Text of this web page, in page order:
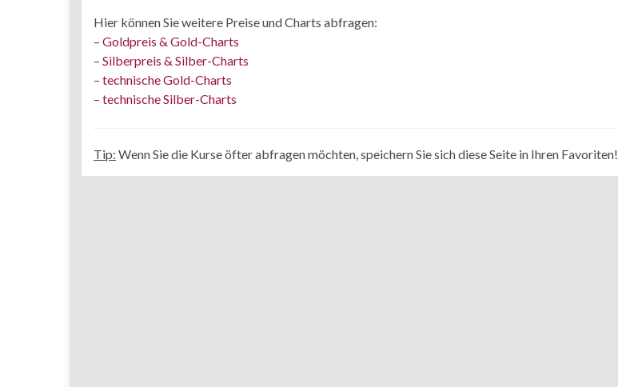
Hier können Sie weitere Preise und Charts abfragen:
– Goldpreis & Gold-Charts
– Silberpreis & Silber-Charts
– technische Gold-Charts
– technische Silber-Charts
Tip: Wenn Sie die Kurse öfter abfragen möchten, speichern Sie sich diese Seite in Ihren Favoriten!